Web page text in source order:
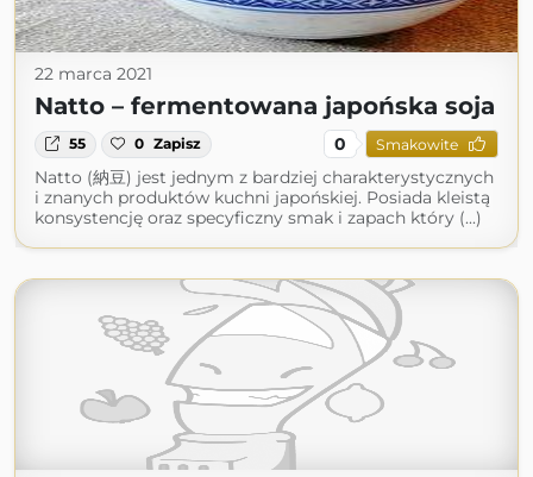
22 marca 2021
Natto – fermentowana japońska soja
55 0 Zapisz 0 Smakowite
Natto (納豆) jest jednym z bardziej charakterystycznych
i znanych produktów kuchni japońskiej. Posiada kleistą
konsystencję oraz specyficzny smak i zapach który (...)